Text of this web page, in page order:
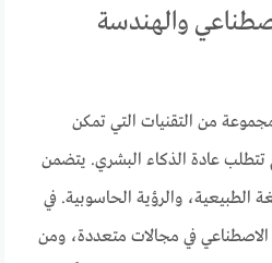
والهندسة
من التقنيات التي تمكن
تتطلب عادة الذكاء البشري. يتضمن
الطبيعية، والرؤية الحاسوبية. في
الاصطناعي في مجالات متعددة، ومن